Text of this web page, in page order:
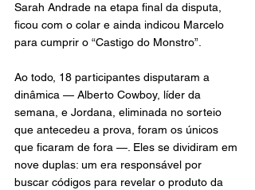
Sarah Andrade na etapa final da disputa,
ficou com o colar e ainda indicou Marcelo
para cumprir o “Castigo do Monstro”.
Ao todo, 18 participantes disputaram a
dinâmica — Alberto Cowboy, líder da
semana, e Jordana, eliminada no sorteio
que antecedeu a prova, foram os únicos
que ficaram de fora —. Eles se dividiram em
nove duplas: um era responsável por
buscar códigos para revelar o produto da